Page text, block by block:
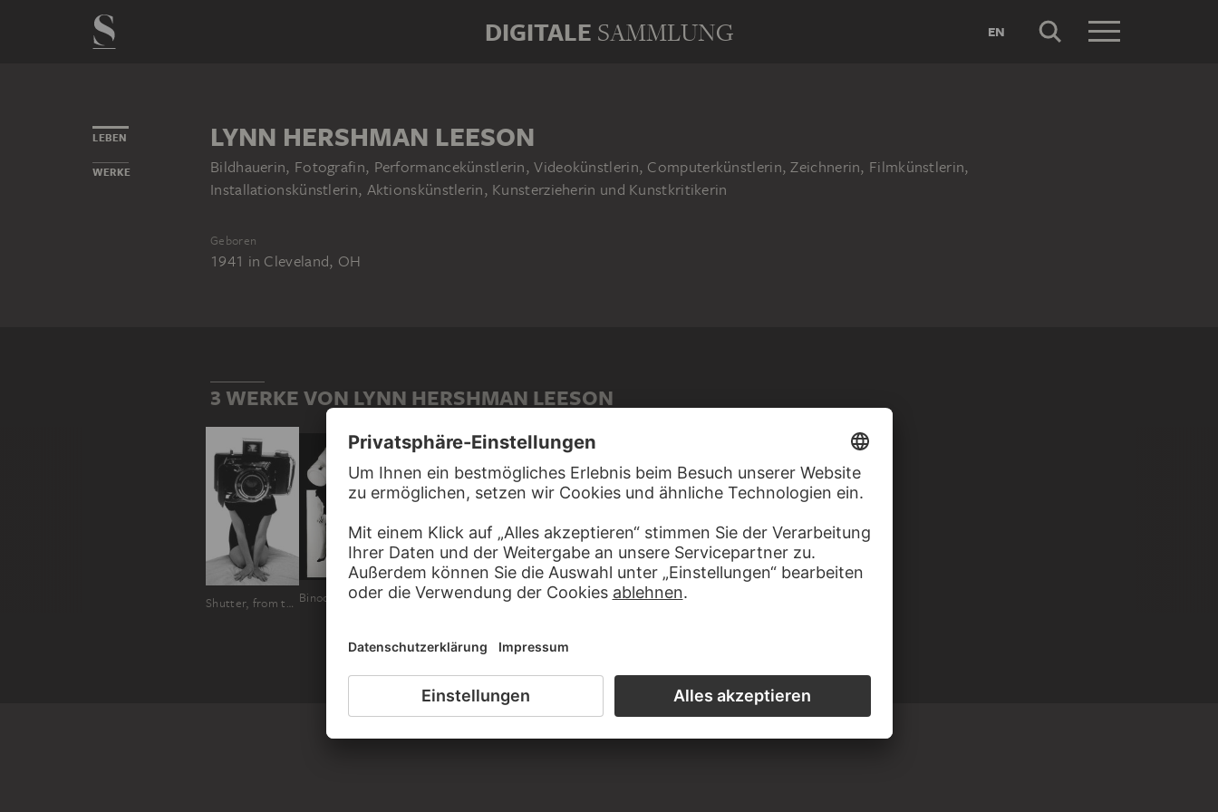
DIGITALE SAMMLUNG EN
LEBEN
WERKE
LYNN HERSHMAN LEESON
Bildhauerin, Fotografin, Performancekünstlerin, Videokünstlerin, Computerkünstlerin, Zeichnerin, Filmkünstlerin,
Installationskünstlerin, Aktionskünstlerin, Kunsterzieherin und Kunstkritikerin
Geboren
1941 in Cleveland, OH
3 WERKE VON LYNN HERSHMAN LEESON
Shutter, from the series "Phantom Limbs" Binocular Vision, from the series "Phantom Limbs"
Camerawoman, from the series "Phantom Limbs"